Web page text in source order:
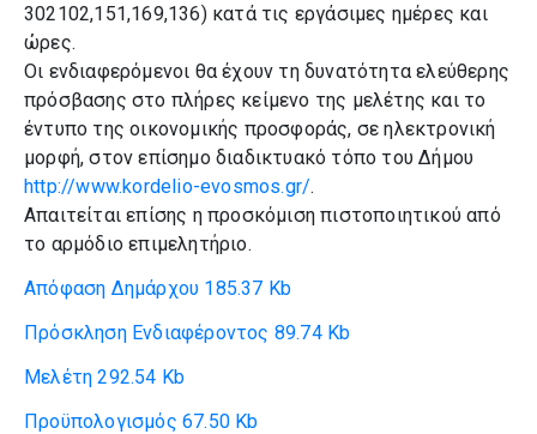
302102,151,169,136) κατά τις εργάσιμες ημέρες και
ώρες.
Οι ενδιαφερόμενοι θα έχουν τη δυνατότητα ελεύθερης
πρόσβασης στο πλήρες κείμενο της μελέτης και το
έντυπο της οικονομικής προσφοράς, σε ηλεκτρονική
μορφή, στον επίσημο διαδικτυακό τόπο του Δήμου
http://www.kordelio-evosmos.gr/.
Απαιτείται επίσης η προσκόμιση πιστοποιητικού από
το αρμόδιο επιμελητήριο.
Απόφαση Δημάρχου 185.37 Kb
Πρόσκληση Ενδιαφέροντος 89.74 Kb
Mελέτη 292.54 Kb
Προϋπολογισμός 67.50 Kb